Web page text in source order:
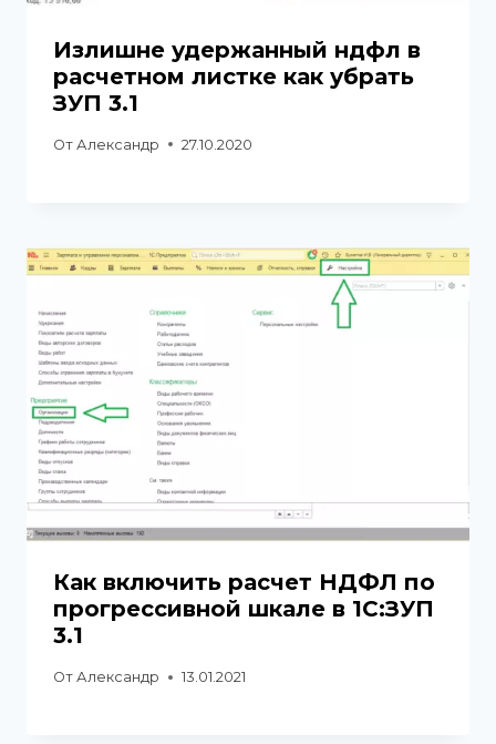
Излишне удержанный ндфл в
расчетном листке как убрать
ЗУП 3.1
От Александр 27.10.2020
Как включить расчет НДФЛ по
прогрессивной шкале в 1С:ЗУП
3.1
От Александр 13.01.2021